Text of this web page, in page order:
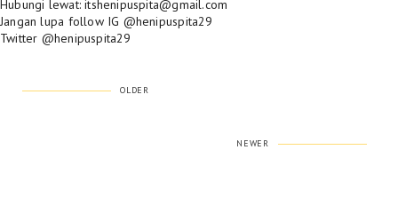
Hubungi lewat: itshenipuspita@gmail.com
Jangan lupa follow IG @henipuspita29
Twitter @henipuspita29
OLDER
NEWER